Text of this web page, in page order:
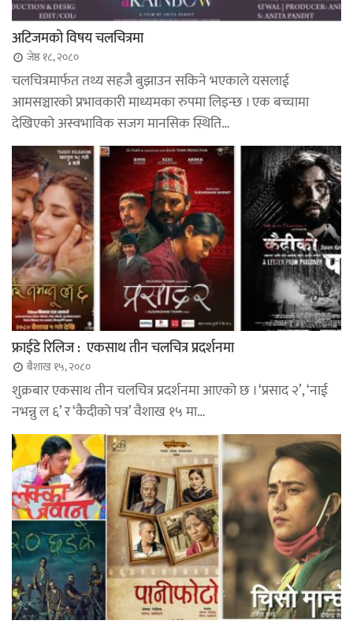
अटिजमको विषय चलचित्रमा
जेष्ठ १८, २०८०
चलचित्रमार्फत तथ्य सहजै बुझाउन सकिने भएकाले यसलाई
आमसञ्चारको प्रभावकारी माध्यमका रुपमा लिइन्छ । एक बच्चामा
देखिएको अस्वभाविक सजग मानसिक स्थिति…
फ्राईडे रिलिज : एकसाथ तीन चलचित्र प्रदर्शनमा
बैशाख १५, २०८०
शुक्रबार एकसाथ तीन चलचित्र प्रदर्शनमा आएको छ । ‘प्रसाद २’, ‘नाई
नभन्नु ल ६’ र ‘कैदीको पत्र’ वैशाख १५ मा…